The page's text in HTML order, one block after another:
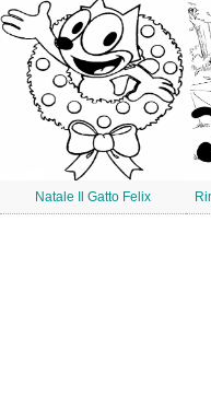
Natale Il Gatto Felix